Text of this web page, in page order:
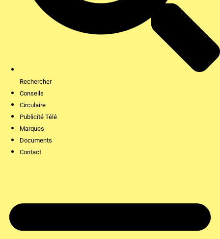
Rechercher
Conseils
Circulaire
Publicité Télé
Marques
Documents
Contact